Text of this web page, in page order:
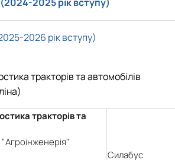
2025 рік вступу)
2026 рік вступу)
тракторів та автомобілів
тракторів та
Силабус